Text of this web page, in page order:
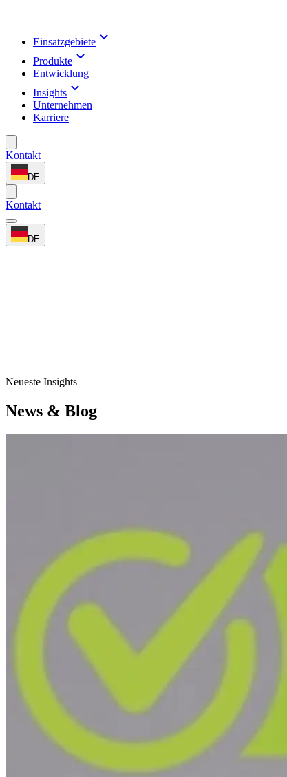
Einsatzgebiete
Produkte
Entwicklung
Insights
Unternehmen
Karriere
Kontakt
DE
Kontakt
DE
Neueste Insights
News & Blog